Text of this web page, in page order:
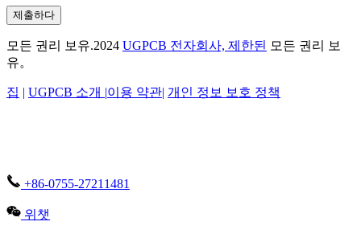
제출하다
모든 권리 보유.2024 UGPCB 전자회사, 제한된
모든 권리 보
유。
집 | UGPCB 소개 |이용 약관| 개인 정보 보호 정책
+86-0755-27211481
위챗